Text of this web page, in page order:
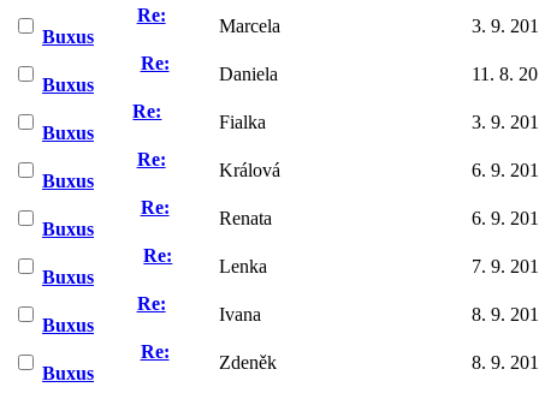
Re:
Buxus
Marcela
3. 9.
Re:
Buxus
Daniela
11. 8.
Re:
Buxus
Fialka
3. 9.
Re:
Buxus
Králová
6. 9.
Re:
Buxus
Renata
6. 9.
Re:
Buxus
Lenka
7. 9.
Re:
Buxus
Ivana
8. 9.
Re:
Buxus
Zdeněk
8. 9.